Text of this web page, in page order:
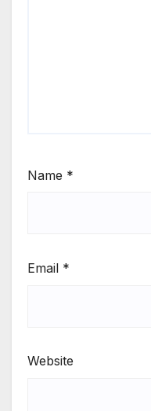
Name *
Email *
Website